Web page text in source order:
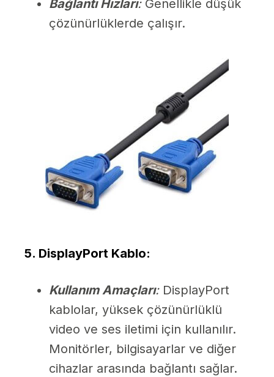
Bağlantı Hızları:Genellikle düşük
çözünürlüklerde çalışır.
5. DisplayPort Kablo:
Kullanım Amaçları:DisplayPort
kablolar, yüksek çözünürlüklü
video ve ses iletimi için kullanılır.
Monitörler, bilgisayarlar ve diğer
cihazlar arasında bağlantı sağlar.